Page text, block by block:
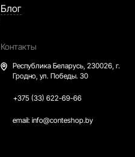
Блог
Контакты
Республика Беларусь, 230026, г.
Гродно, ул. Победы. 30
+375 (33) 622-69-66
email: info@conteshop.by